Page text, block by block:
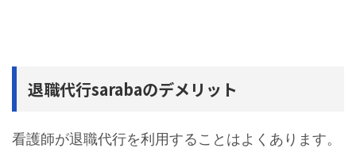
退職代行sarabaのデメリット
看護師が退職代行を利用することはよくあります。